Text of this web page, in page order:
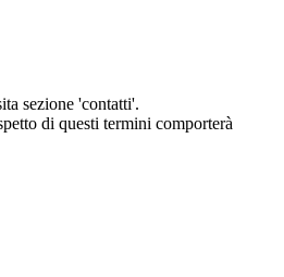
sezione 'contatti'.
di questi termini comporterà